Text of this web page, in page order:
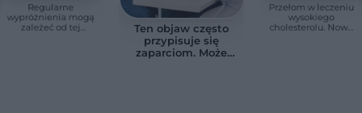
Regularne
wypróżnienia mogą
zależeć od tej
Ten objaw często
przypisuje się
zaparciom. Może
Przełom w leczeniu
wysokiego
cholesterolu. Nowa